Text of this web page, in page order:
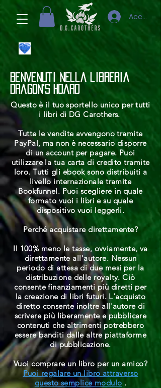
Accedi
Benvenuti nella libreria
Dragon's Hoard
Questo è il tuo sportello unico per tutti
i libri di DG Carothers.
Tutte le vendite avvengono tramite
PayPal, ma non è necessario disporre
di un account per pagare. Puoi
utilizzare la tua carta di credito tramite
loro. Tutti gli ebook sono distribuiti a
livello internazionale tramite
Bookfunnel. Puoi scegliere in quale
formato vuoi i libri e su quale
dispositivo vuoi leggerli.
Perché acquistare direttamente?
Il 100% meno le tasse, ovviamente, va
direttamente all'autore. Nessun
periodo di attesa di due mesi per la
distribuzione delle royalty. Ciò
consente finanziamenti più diretti per
la creazione di libri futuri. L'acquisto
diretto consente inoltre all'autore di
scrivere più liberamente e pubblicare
contenuti che altrimenti potrebbero
essere banditi dalle altre piattaforme
di pubblicazione.
Vuoi comprare un libro per un amico?
Puoi regalare un libro attraverso
questo semplice modulo .